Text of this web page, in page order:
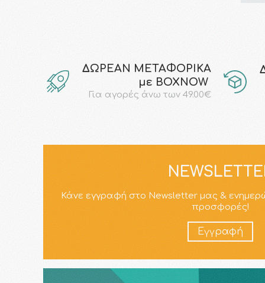
ΔΩΡΕΑΝ ΜΕΤΑΦΟΡΙΚΑ
με ΒΟΧΝΟW
Για αγορές άνω των 49.00€
Κάνε εγγραφή στο Newsletter μας &
προσφορές!
Εγγραφή